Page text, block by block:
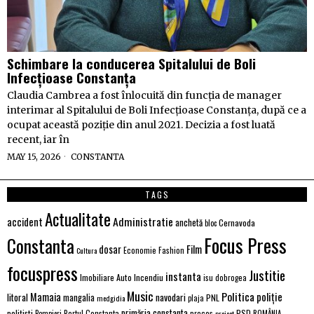
Schimbare la conducerea Spitalului de Boli
Infecțioase Constanța
Claudia Cambrea a fost înlocuită din funcția de manager
interimar al Spitalului de Boli Infecțioase Constanța, după ce a
ocupat această poziție din anul 2021. Decizia a fost luată
recent, iar în
MAY 15, 2026 CONSTANTA
TAGS
accidentActualitateAdministratie anchetăblocCernavoda
Constanta Cultura dosarEconomie Fashion Film Focus Press
focuspress Imobiliare Auto Incendiu instanta isu dobrogea Justitie
litoral Mamaia mangaliamedgidia Music navodariplaja PNL Politica poliție